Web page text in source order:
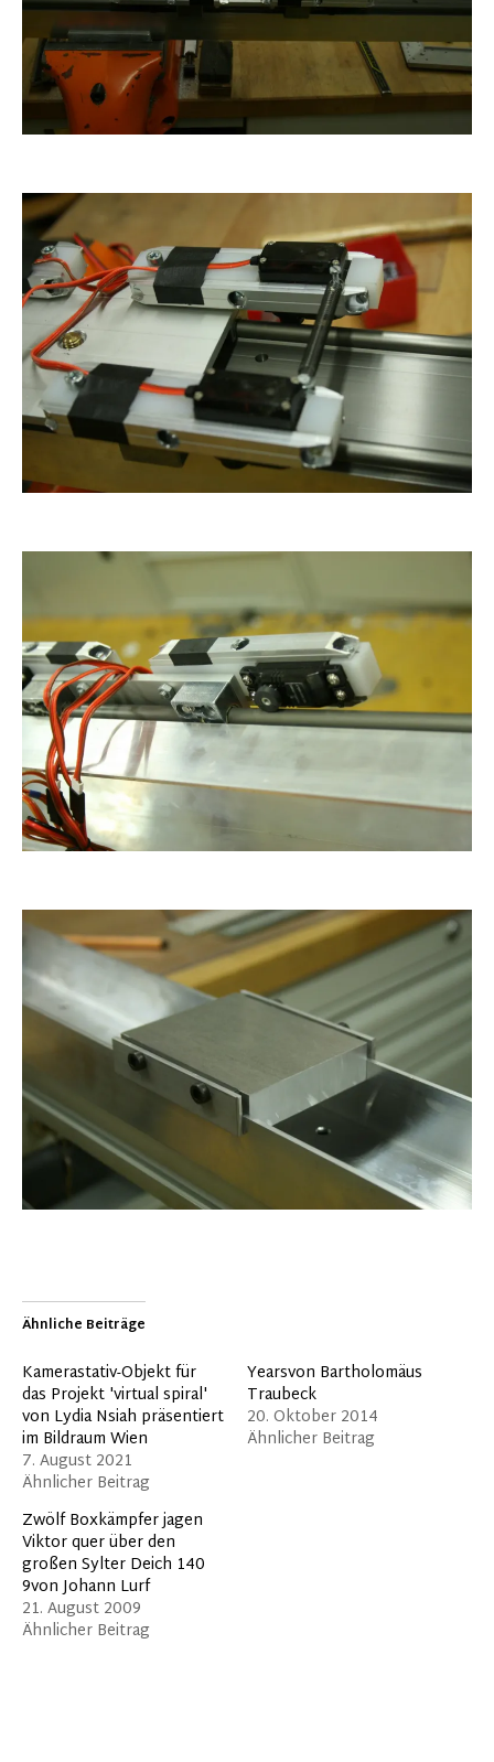
Ähnliche Beiträge
Kamerastativ-Objekt für
das Projekt 'virtual spiral'
von Lydia Nsiah präsentiert
im Bildraum Wien
7. August 2021
Ähnlicher Beitrag
Yearsvon Bartholomäus
Traubeck
20. Oktober 2014
Ähnlicher Beitrag
Zwölf Boxkämpfer jagen
Viktor quer über den
großen Sylter Deich 140
9von Johann Lurf
21. August 2009
Ähnlicher Beitrag